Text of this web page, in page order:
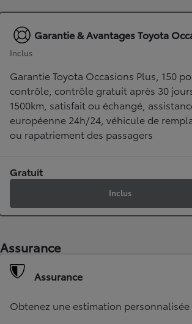
Garantie & Avantages Toyota
Inclus
Garantie Toyota Occasions Plus, 150
contrôle, contrôle gratuit après 30
1500km, satisfait ou échangé,
européenne 24h/24, véhicule de
ou rapatriement des passagers
Gratuit
Inclus
Assurance
Assurance
Obtenez une estimation personnalisée